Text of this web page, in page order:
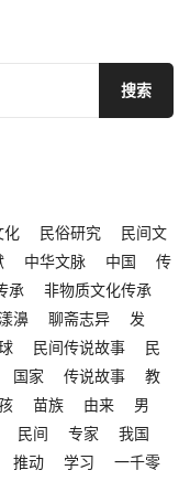
化 民俗研究
民间文
中华文脉 中国
传
承
非物质文化传承
濞 聊斋志异
发
民间传说故事
民
国家 传说故事
教
苗族 由来
男
民间 专家
我国
推动 学习
一千零